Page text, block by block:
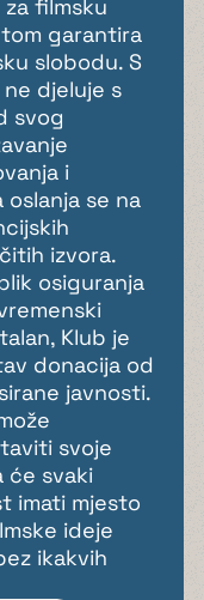
filmsku
garantira
slobodu. S
ne djeluje s
svog
i
oslanja se na
izvora.
osiguranja
Klub je
donacija od
javnosti.
svoje
će svaki
imati mjesto
ideje
ikakvih